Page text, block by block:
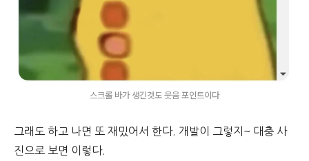
스크롤 바가 생긴것도 웃음 포인트이다
그래도 하고 나면 또 재밌어서 한다. 개발이 그렇지~ 대충 사
진으로 보면 이렇다.